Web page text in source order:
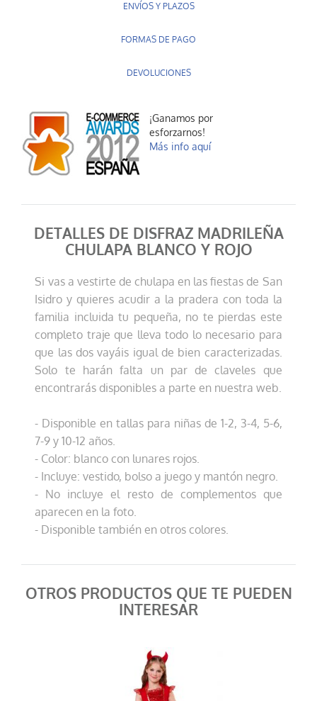
ENVÍOS Y PLAZOS
FORMAS DE PAGO
DEVOLUCIONES
¡Ganamos por
esforzarnos!
Más info aquí
DETALLES DE DISFRAZ MADRILEÑA
CHULAPA BLANCO Y ROJO
Si vas a vestirte de chulapa en las fiestas de San
Isidro y quieres acudir a la pradera con toda la
familia incluida tu pequeña, no te pierdas este
completo traje que lleva todo lo necesario para
que las dos vayáis igual de bien caracterizadas.
Solo te harán falta un par de claveles que
encontrarás disponibles a parte en nuestra web.
- Disponible en tallas para niñas de 1-2, 3-4, 5-6,
7-9 y 10-12 años.
- Color: blanco con lunares rojos.
- Incluye: vestido, bolso a juego y mantón negro.
- No incluye el resto de complementos que
aparecen en la foto.
- Disponible también en otros colores.
OTROS PRODUCTOS QUE TE PUEDEN
INTERESAR